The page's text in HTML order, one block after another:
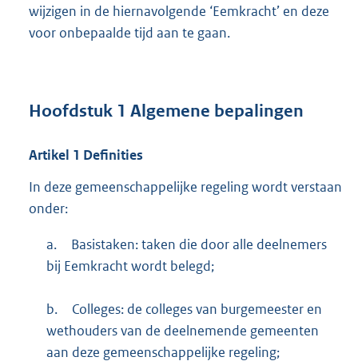
wijzigen in de hiernavolgende ‘Eemkracht’ en deze
voor onbepaalde tijd aan te gaan.
Hoofdstuk 1 Algemene bepalingen
Artikel 1 Definities
In deze gemeenschappelijke regeling wordt verstaan
onder:
a.
Basistaken: taken die door alle deelnemers
bij Eemkracht wordt belegd;
b.
Colleges: de colleges van burgemeester en
wethouders van de deelnemende gemeenten
aan deze gemeenschappelijke regeling;